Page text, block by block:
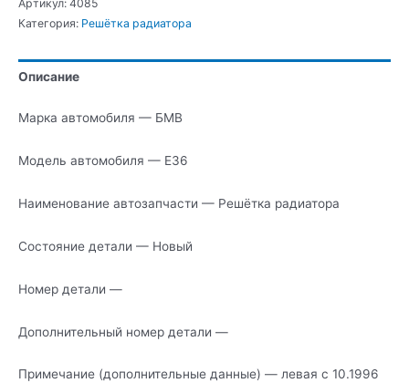
Решётка
Артикул: 4085
Категория: Решётка радиатора
Описание
Марка автомобиля — БМВ
Модель автомобиля — Е36
Наименование автозапчасти — Решётка радиатора
Состояние детали — Новый
Номер детали —
Дополнительный номер детали —
Примечание (дополнительные данные) — левая с 10.1996